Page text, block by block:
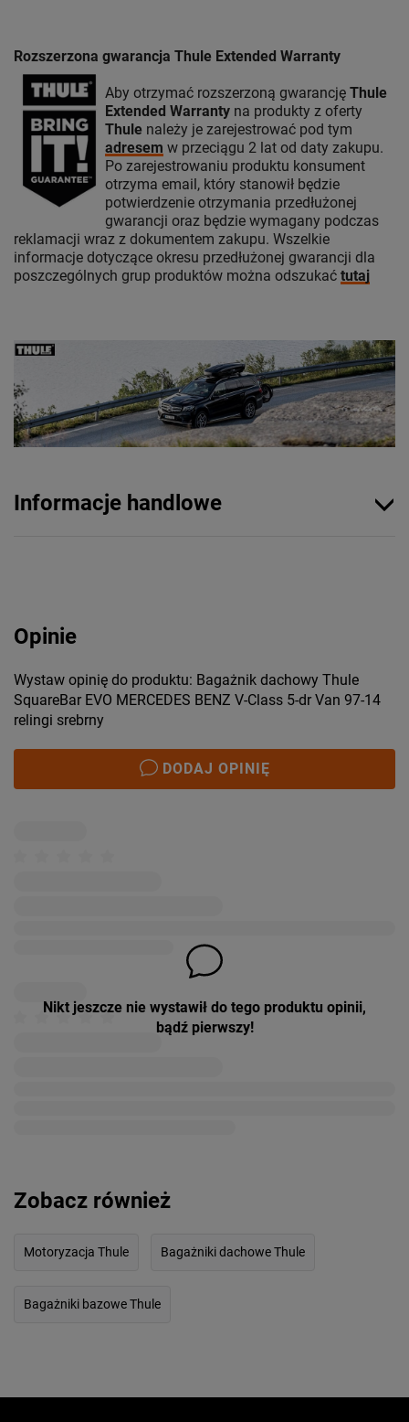
Rozszerzona gwarancja Thule Extended Warranty
Aby otrzymać rozszerzoną gwarancję Thule
Extended Warranty na produkty z oferty
Thule należy je zarejestrować pod tym
adresem w przeciągu 2 lat od daty zakupu.
Po zarejestrowaniu produktu konsument
otrzyma email, który stanowił będzie
potwierdzenie otrzymania przedłużonej
gwarancji oraz będzie wymagany podczas
reklamacji wraz z dokumentem zakupu. Wszelkie
informacje dotyczące okresu przedłużonej gwarancji dla
poszczególnych grup produktów można odszukać tutaj
Informacje handlowe
Opinie
Wystaw opinię do produktu: Bagażnik dachowy Thule
SquareBar EVO MERCEDES BENZ V-Class 5-dr Van 97-14
relingi srebrny
DODAJ OPINIĘ
Nikt jeszcze nie wystawił do tego produktu opinii,
bądź pierwszy!
Zobacz również
Motoryzacja Thule Bagażniki dachowe Thule
Bagażniki bazowe Thule